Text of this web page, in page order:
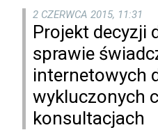
2 CZERWCA 2015, 11:31
Projekt decyzji
sprawie
internetowych
wykluczonych
konsultacjach